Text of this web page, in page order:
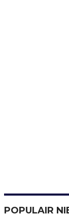
POPULAIR